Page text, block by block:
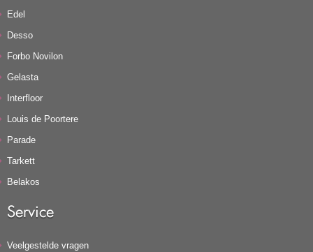
Edel
Desso
Forbo Novilon
Gelasta
Interfloor
Louis de Poortere
Parade
Tarkett
Belakos
Service
Veelgestelde vragen